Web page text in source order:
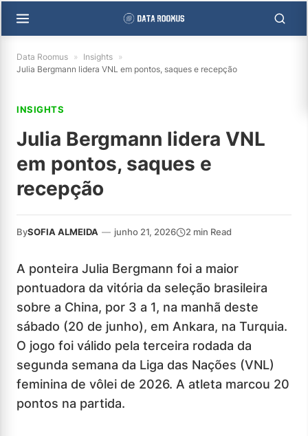
Data Roomus » Insights »
Julia Bergmann lidera VNL em pontos, saques e recepção
INSIGHTS
Julia Bergmann lidera VNL
em pontos, saques e
recepção
BySOFIA ALMEIDA — junho 21, 2026 2 min Read
A ponteira Julia Bergmann foi a maior
pontuadora da vitória da seleção brasileira
sobre a China, por 3 a 1, na manhã deste
sábado (20 de junho), em Ankara, na Turquia.
O jogo foi válido pela terceira rodada da
segunda semana da Liga das Nações (VNL)
feminina de vôlei de 2026. A atleta marcou 20
pontos na partida.